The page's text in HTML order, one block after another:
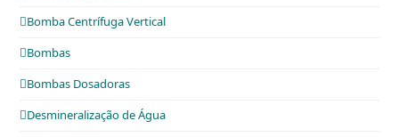
Bomba Centrífuga Vertical
Bombas
Bombas Dosadoras
Desmineralização de Água